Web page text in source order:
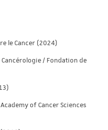
le Cancer (2024)
/ Fondation de
of Cancer Sciences